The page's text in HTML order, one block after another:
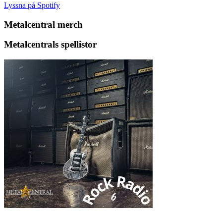
Lyssna på Spotify
Metalcentral merch
Metalcentrals spellistor